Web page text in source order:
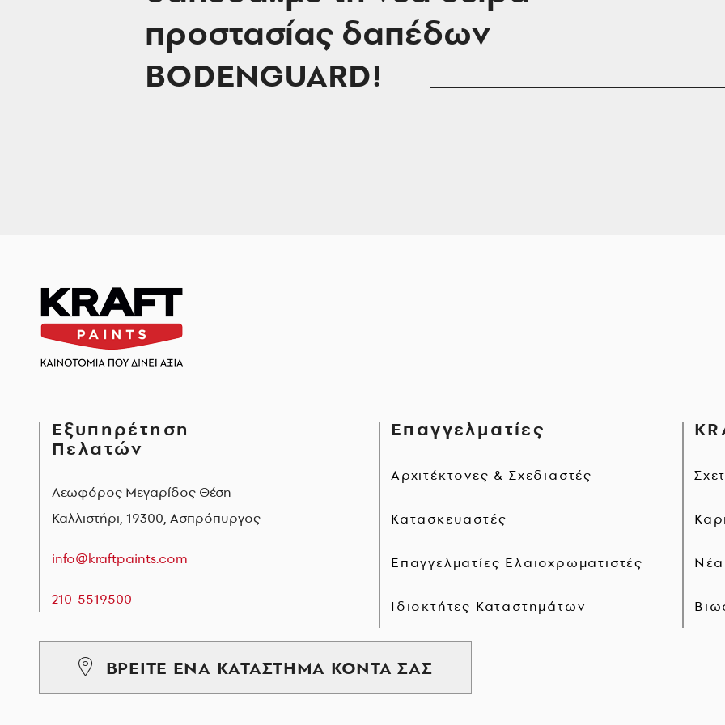
προστασίας δαπέδων
BODENGUARD!
Εξυπηρέτηση
Πελατών
Λεωφόρος Μεγαρίδος Θέση
Καλλιστήρι, 19300, Ασπρόπυργος
info@kraftpaints.com
210-5519500
ΒΡΕΙΤΕ ΕΝΑ ΚΑΤΑΣΤΗΜΑ ΚΟΝΤΑ ΣΑΣ
Επαγγελματίες
Αρχιτέκτονες & Σχεδιαστές
Κατασκευαστές
Επαγγελματίες Ελαιοχρωματιστές
Ιδιοκτήτες Καταστημάτων
Νέα